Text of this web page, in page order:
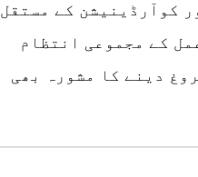
کوآرڈینیشن کے مستقل
کے مجموعی انتظام
دینے کا مشورہ بھی